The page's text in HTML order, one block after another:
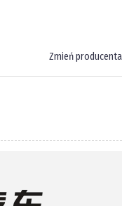
Zmień producenta